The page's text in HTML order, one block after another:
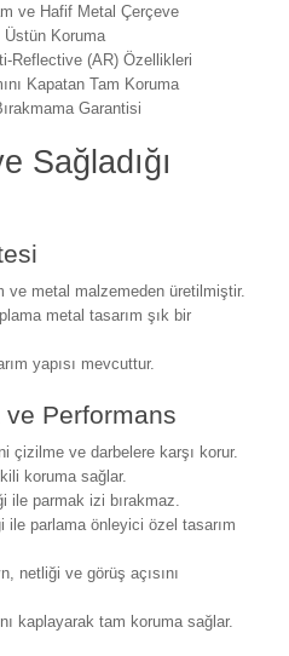
ve Hafif Metal Çerçeve
Üstün Koruma
Reflective (AR) Özellikleri
Kapatan Tam Koruma
Garantisi
Sağladığı
ve metal malzemeden üretilmiştir.
metal tasarım şık bir
yapısı mevcuttur.
Performans
çizilme ve darbelere karşı korur.
koruma sağlar.
ile parmak izi bırakmaz.
parlama önleyici özel tasarım
netliği ve görüş açısını
kaplayarak tam koruma sağlar.